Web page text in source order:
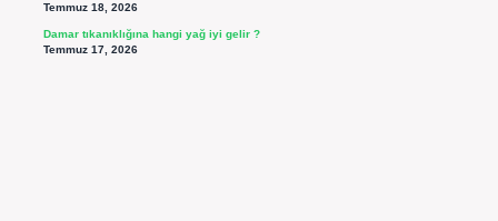
Temmuz 18, 2026
Damar tıkanıklığına hangi yağ iyi gelir ?
Temmuz 17, 2026